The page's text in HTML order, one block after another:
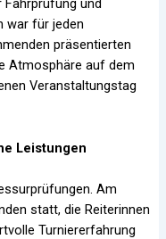
Fahrprüfung und
war für jeden
präsentierten
Atmosphäre auf dem
Veranstaltungstag
Leistungen
Am
statt, die Reiterinnen
Turniererfahrung